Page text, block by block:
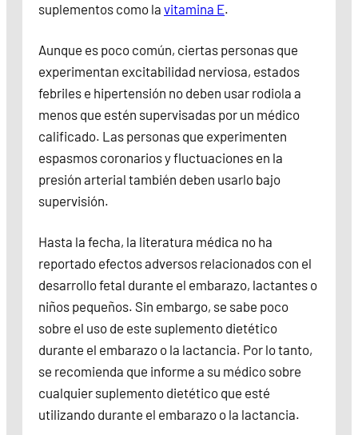
suplementos como la vitamina E.
Aunque es poco común, ciertas personas que
experimentan excitabilidad nerviosa, estados
febriles e hipertensión no deben usar rodiola a
menos que estén supervisadas por un médico
calificado. Las personas que experimenten
espasmos coronarios y fluctuaciones en la
presión arterial también deben usarlo bajo
supervisión.
Hasta la fecha, la literatura médica no ha
reportado efectos adversos relacionados con el
desarrollo fetal durante el embarazo, lactantes o
niños pequeños. Sin embargo, se sabe poco
sobre el uso de este suplemento dietético
durante el embarazo o la lactancia. Por lo tanto,
se recomienda que informe a su médico sobre
cualquier suplemento dietético que esté
utilizando durante el embarazo o la lactancia.